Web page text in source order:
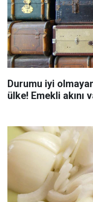
Durumu iyi
ülke! Emekli akını